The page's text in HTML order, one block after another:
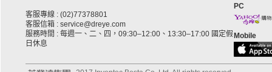
客服專線 : (02)77378801
客服信箱 : service@dreye.com
服務時間 : 每週一、二、四，09:30–12:00、13:30–17:00 國定假
日休息
PC
Mobile